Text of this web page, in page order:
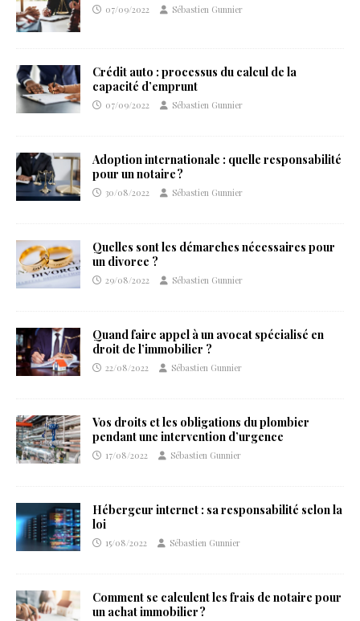
07/09/2022 Sébastien Gunnier
Crédit auto : processus du calcul de la
capacité d’emprunt
07/09/2022 Sébastien Gunnier
Adoption internationale : quelle responsabilité
pour un notaire ?
30/08/2022 Sébastien Gunnier
Quelles sont les démarches nécessaires pour
un divorce ?
29/08/2022 Sébastien Gunnier
Quand faire appel à un avocat spécialisé en
droit de l’immobilier ?
22/08/2022 Sébastien Gunnier
Vos droits et les obligations du plombier
pendant une intervention d’urgence
17/08/2022 Sébastien Gunnier
Hébergeur internet : sa responsabilité selon la
loi
15/08/2022 Sébastien Gunnier
Comment se calculent les frais de notaire pour
un achat immobilier ?